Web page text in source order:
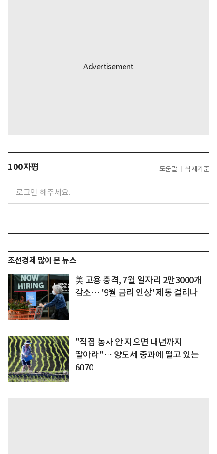
100자평 도움말 삭제기준
조선경제 많이 본 뉴스
美 고용 충격, 7월 일자리 2만3000개
감소… '9월 금리 인상' 제동 걸리나
"직접 농사 안 지으면 내년까지
팔아라"… 양도세 중과에 떨고 있는
6070